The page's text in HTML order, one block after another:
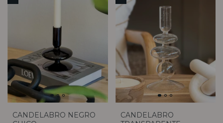
CANDELABRO NEGRO
CANDELABRO